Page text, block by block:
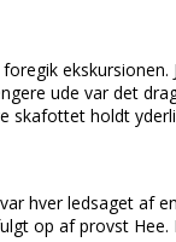
ude var det
skafottet holdt
hver ledsaget af
op af provst Hee.